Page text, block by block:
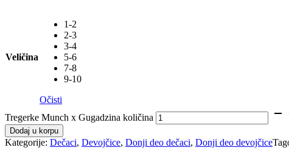
Veličina
1-2
2-3
3-4
5-6
7-8
9-10
Očisti
Tregerke Munch x Gugadzina količina
Dodaj u korpu
Kategorije: Dečaci, Devojčice, Donji deo dečaci, Donji deo devojčice